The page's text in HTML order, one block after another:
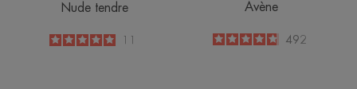
Nude tendre
5/511
Avène
4.8
/
5
492